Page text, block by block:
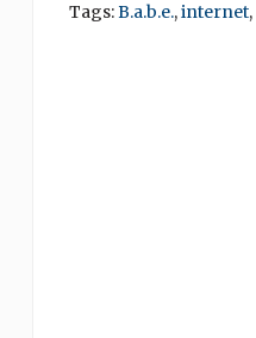
Tags:B.a.b.e.,internet,